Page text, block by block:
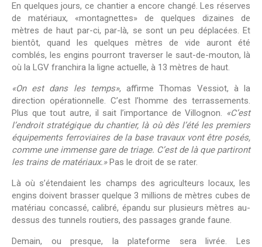
En quelques jours, ce chantier a encore changé. Les réserves
de matériaux, «montagnettes» de quelques dizaines de
mètres de haut par-ci, par-là, se sont un peu déplacées. Et
bientôt, quand les quelques mètres de vide auront été
comblés, les engins pourront traverser le saut-de-mouton, là
où la LGV franchira la ligne actuelle, à 13 mètres de haut.
«On est dans les temps», affirme Thomas Vessiot, à la
direction opérationnelle. C’est l’homme des terrassements.
Plus que tout autre, il sait l’importance de Villognon. «C’est
l’endroit stratégique du chantier, là où dès l’été les premiers
équipements ferroviaires de la base travaux vont être posés,
comme une immense gare de triage. C’est de là que partiront
les trains de matériaux.»Pas le droit de se rater.
Là où s’étendaient les champs des agriculteurs locaux, les
engins doivent brasser quelque 3 millions de mètres cubes de
matériau concassé, calibré, épandu sur plusieurs mètres au-
dessus des tunnels routiers, des passages grande faune.
Demain, ou presque, la plateforme sera livrée. Les